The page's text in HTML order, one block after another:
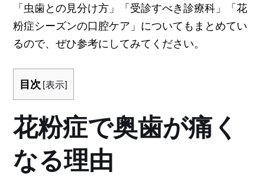
「虫歯との見分け方」「受診すべき診療科」「花
粉症シーズンの口腔ケア」についてもまとめてい
るので、ぜひ参考にしてみてください。
目次 [表示]
花粉症で奥歯が痛く
なる理由